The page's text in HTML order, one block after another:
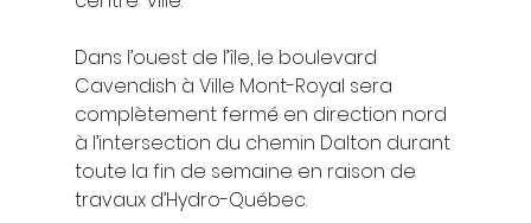
Dans l’ouest de l’île, le boulevard
Cavendish à Ville Mont-Royal sera
complètement fermé en direction nord
à l’intersection du chemin Dalton durant
toute la fin de semaine en raison de
travaux d’Hydro-Québec.